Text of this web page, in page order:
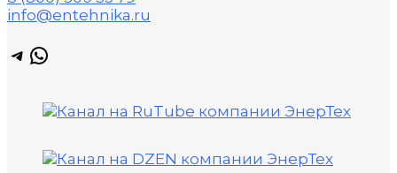
info@entehnika.ru
Telegram
WhatsApp